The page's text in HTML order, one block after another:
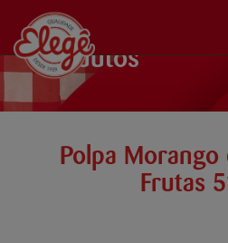
Produtos
Polpa Morango
Frutas